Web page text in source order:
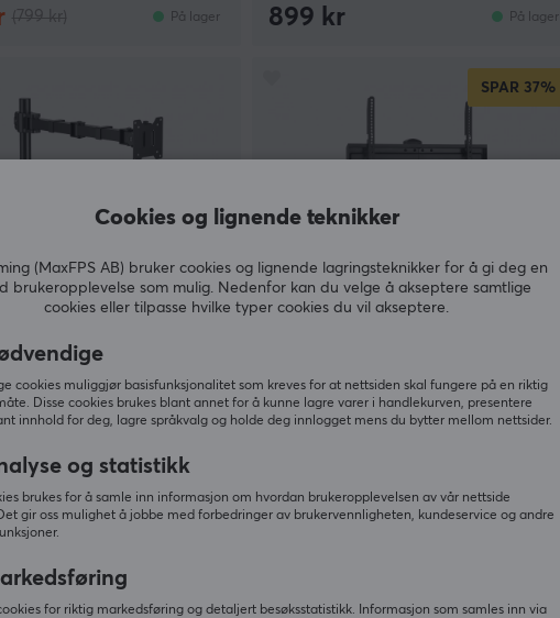
På lager 899 kr På lager
Skjermstativ 20 kg
Svart
SPAR 37%
37-70" - Svart
379 kr
Cookies og lignende teknikker
(MaxFPS AB) bruker cookies og lignende lagringsteknikker for å gi deg en
brukeropplevelse som mulig. Nedenfor kan du velge å akseptere samtlige
cookies eller tilpasse hvilke typer cookies du vil akseptere.
cookies muliggjør basisfunksjonalitet som kreves for at nettsiden skal fungere på en riktig
Disse cookies brukes blant annet for å kunne lagre varer i handlekurven, presentere
innhold for deg, lagre språkvalg og holde deg innlogget mens du bytter mellom nettsider.
og statistikk
brukes for å samle inn informasjon om hvordan brukeropplevelsen av vår nettside
gir oss mulighet å jobbe med forbedringer av brukervennligheten, kundeservice og andre
for riktig markedsføring og detaljert besøksstatistikk. Informasjon som samles inn via